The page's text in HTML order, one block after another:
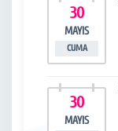
30
MAYIS
CUMA
30
MAYIS